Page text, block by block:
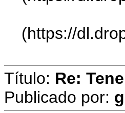
(https://
Título: Re:
Publicado por: